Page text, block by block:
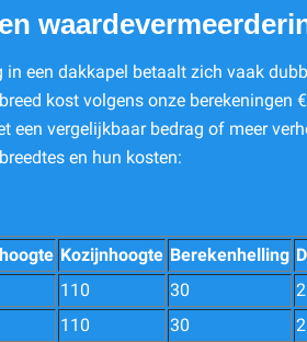
in een dakkapel betaalt zich vaak
kost volgens onze berekeningen
een vergelijkbaar bedrag of meer
en hun kosten:
Kozijnhoogte Berekenhelling
110 30
110 30